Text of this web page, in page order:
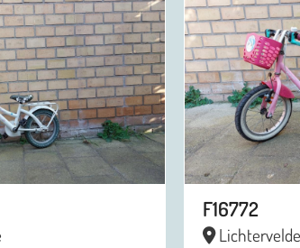
F16772
Lichtervelde